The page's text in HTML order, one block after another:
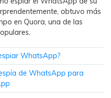
Wutsapper)
de WhatsApp y
sin restablecer los
obtuvo más
en Quora, una de las
WhatsApp?
de WhatsApp para